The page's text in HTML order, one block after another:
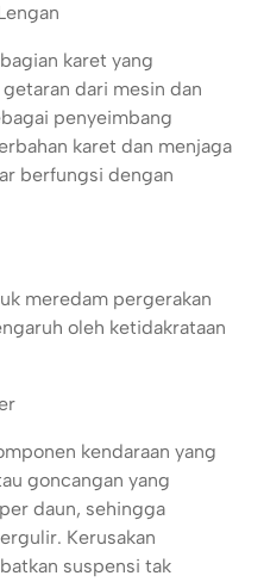
karet yang
dari mesin dan
penyeimbang
karet dan menjaga
berfungsi dengan
meredam pergerakan
oleh ketidakrataan
kendaraan yang
goncangan yang
daun, sehingga
Kerusakan
suspensi tak